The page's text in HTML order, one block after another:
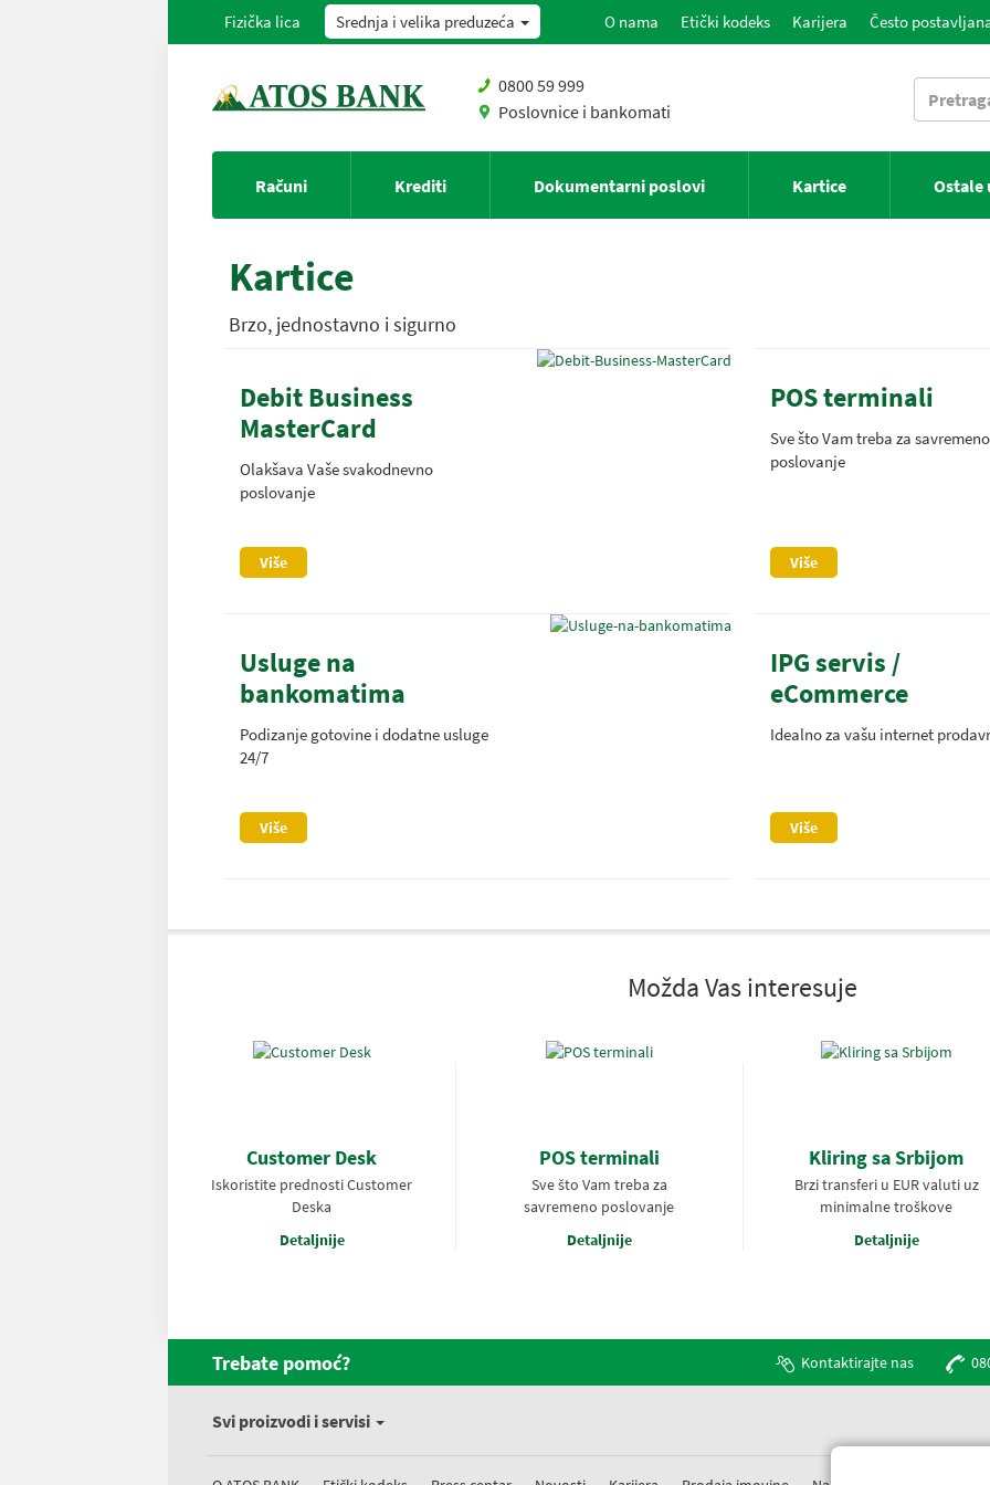
Fizička lica Srednja i velika preduzeća O nama Etički kodeks Karijera Često
0800 59 999
Poslovnice i bankomati
Računi Krediti Dokumentarni poslovi Kartice Ostale
Kartice
Brzo, jednostavno i sigurno
Debit Business
MasterCard
Olakšava Vaše svakodnevno
poslovanje
Više
POS terminali
Sve što Vam treba za savremeno
poslovanje
Više
Usluge na
bankomatima
Podizanje gotovine i dodatne usluge
24/7
Više
IPG servis /
eCommerce
Idealno za vašu internet
Više
Možda Vas interesuje
Customer Desk
Iskoristite prednosti Customer
Deska
Detaljnije
POS terminali
Sve što Vam treba za
savremeno poslovanje
Detaljnije
Kliring sa Srbijom
Brzi transferi u EUR valuti uz
minimalne troškove
Detaljnije
Trebate pomoć? Kontaktirajte nas
Svi proizvodi i servisi